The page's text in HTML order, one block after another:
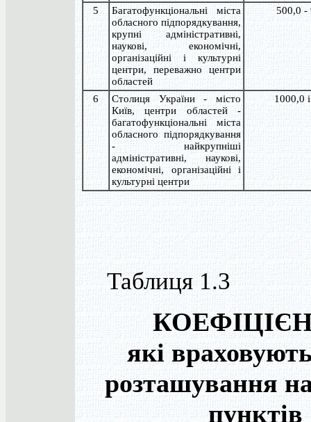
5
Багатофункціональні міста
обласного підпорядкування,
крупні адміністративні,
наукові, економічні,
організаційні і культурні
центри, переважно центри
областей
500,0 -
6
Столиця України - місто
Київ, центри областей -
багатофункціональні міста
обласного підпорядкування
- найкрупніші
адміністративні, наукові,
економічні, організаційні і
культурні центри
1000,0
Таблиця 1.3
які
розташування
пунктів